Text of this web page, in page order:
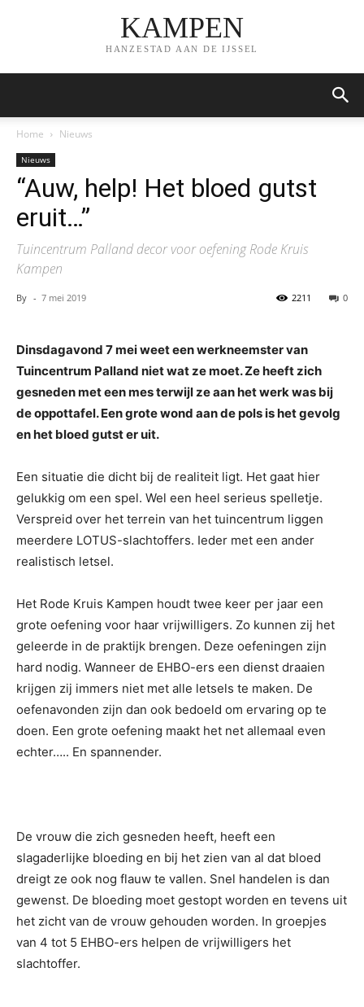
KAMPEN
HANZESTAD AAN DE IJSSEL
Home Nieuws
Nieuws
“Auw, help! Het bloed gutst
eruit…”
Tuincentrum Palland decor voor oefening Rode Kruis
Kampen
By - 7 mei 2019 0
2211
Dinsdagavond 7 mei weet een werkneemster van
Tuincentrum Palland niet wat ze moet. Ze heeft zich
gesneden met een mes terwijl ze aan het werk was bij
de oppottafel. Een grote wond aan de pols is het gevolg
en het bloed gutst er uit.
Een situatie die dicht bij de realiteit ligt. Het gaat hier
gelukkig om een spel. Wel een heel serieus spelletje.
Verspreid over het terrein van het tuincentrum liggen
meerdere LOTUS-slachtoffers. Ieder met een ander
realistisch letsel.
Het Rode Kruis Kampen houdt twee keer per jaar een
grote oefening voor haar vrijwilligers. Zo kunnen zij het
geleerde in de praktijk brengen. Deze oefeningen zijn
hard nodig. Wanneer de EHBO-ers een dienst draaien
krijgen zij immers niet met alle letsels te maken. De
oefenavonden zijn dan ook bedoeld om ervaring op te
doen. Een grote oefening maakt het net allemaal even
echter….. En spannender.
De vrouw die zich gesneden heeft, heeft een
slagaderlijke bloeding en bij het zien van al dat bloed
dreigt ze ook nog flauw te vallen. Snel handelen is dan
gewenst. De bloeding moet gestopt worden en tevens uit
het zicht van de vrouw gehouden worden. In groepjes
van 4 tot 5 EHBO-ers helpen de vrijwilligers het
slachtoffer.